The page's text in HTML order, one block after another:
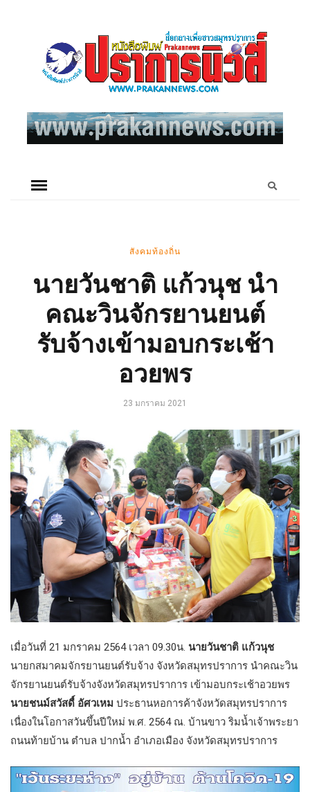
สังคมท้องถิ่น
นายวันชาติ แก้วนุช นำ
คณะวินจักรยานยนต์
รับจ้างเข้ามอบกระเช้า
อวยพร
23 มกราคม 2021
เมื่อวันที่ 21 มกราคม 2564 เวลา 09.30น. นายวันชาติ แก้วนุช
นายกสมาคมจักรยานยนต์รับจ้าง จังหวัดสมุทรปราการ นำคณะวิน
จักรยานยนต์รับจ้างจังหวัดสมุทรปราการ เข้ามอบกระเช้าอวยพร
นายชนม์สวัสดื์ อัศวเหม ประธานหอการค้าจังหวัดสมุทรปราการ
เนื่องในโอกาสวันขึ้นปีใหม่ พ.ศ. 2564 ณ. บ้านขาว ริมน้ำเจ้าพระยา
ถนนท้ายบ้าน ตำบล ปากน้ำ อำเภอเมือง จังหวัดสมุทรปราการ